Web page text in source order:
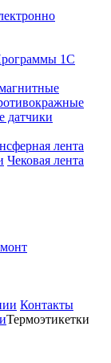
1С
датчики
лента
Чековая лента
Контакты
Термоэтикетки